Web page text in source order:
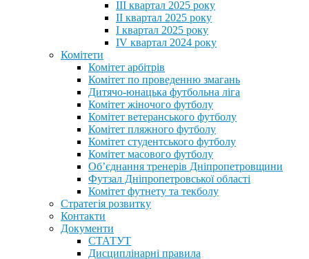
III квартал 2025 року
II квартал 2025 року
I квартал 2025 року
IV квартал 2024 року
Комітети
Комітет арбітрів
Комітет по проведенню змагань
Дитячо-юнацька футбольна ліга
Комітет жіночого футболу
Комітет ветеранського футболу
Комітет пляжного футболу
Комітет студентського футболу
Комітет масового футболу
Обʼєднання тренерів Дніпропетровщини
Футзал Дніпропетровської області
Комітет футнету та текболу
Стратегія розвитку
Контакти
Документи
СТАТУТ
Дисциплінарні правила